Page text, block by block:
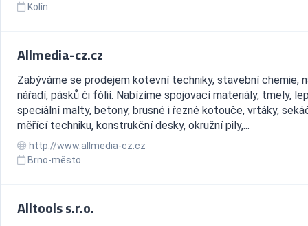
Kolín
Allmedia-cz.cz
Zabýváme se prodejem kotevní techniky, stavební chemie,
nářadí, pásků či fólií. Nabízíme spojovací materiály, tmely,
speciální malty, betony, brusné i řezné kotouče, vrtáky,
měřící techniku, konstrukční desky, okružní pily,...
http://www.allmedia-cz.cz
Brno-město
Alltools s.r.o.